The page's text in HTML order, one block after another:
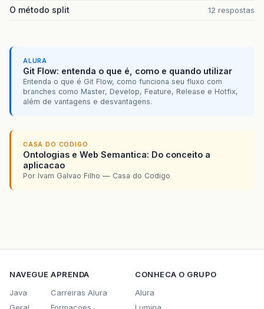
O método split 12 respostas
ALURA
Git Flow: entenda o que é, como e quando utilizar
Entenda o que é Git Flow, como funciona seu fluxo com
branches como Master, Develop, Feature, Release e Hotfix,
além de vantagens e desvantagens.
CASA DO CODIGO
Ontologias e Web Semantica: Do conceito a
aplicacao
Por Ivam Galvao Filho — Casa do Codigo
NAVEGUE
Java
APRENDA
Carreiras Alura
CONHECA O GRUPO
Alura